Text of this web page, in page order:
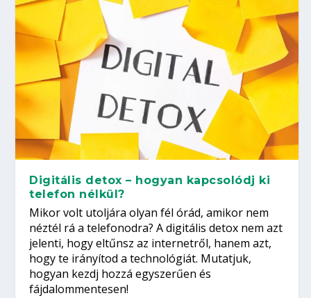
Digitális detox – hogyan kapcsolódj ki
telefon nélkül?
Mikor volt utoljára olyan fél órád, amikor nem
néztél rá a telefonodra? A digitális detox nem azt
jelenti, hogy eltűnsz az internetről, hanem azt,
hogy te irányítod a technológiát. Mutatjuk,
hogyan kezdj hozzá egyszerűen és
fájdalommentesen!